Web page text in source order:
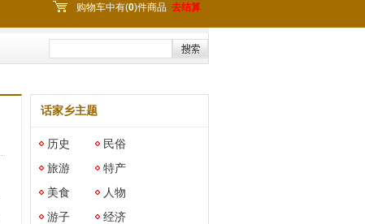
购物车中有(0)件商品 去结算
话家乡主题
历史
民俗
旅游
特产
美食
人物
游子
经济